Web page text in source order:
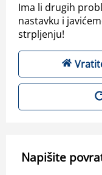
Ima li drugih
nastavku i
strpljenju!
Napišite